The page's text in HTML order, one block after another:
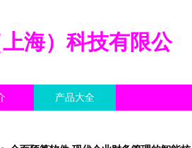
海）科技有限公
产品大全